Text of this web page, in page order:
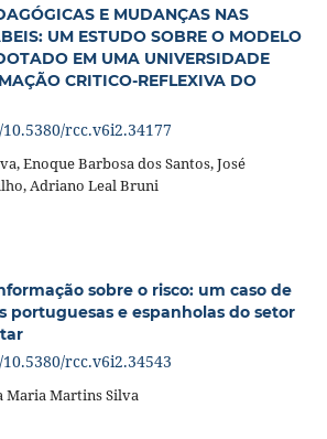
E MUDANÇAS NAS
UM ESTUDO SOBRE O MODELO
EM UMA UNIVERSIDADE
CRITICO-REFLEXIVA DO
rcc.v6i2.34177
Enoque Barbosa dos Santos, José
Adriano Leal Bruni
sobre o risco: um caso de
portuguesas e espanholas do setor
rcc.v6i2.34543
Maria Martins Silva